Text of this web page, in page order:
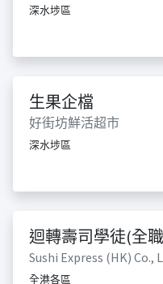
深水埗區
生果企檔
好街坊鮮活超市
深水埗區
迴轉壽司學徒(全
Sushi Express (HK) Co.,
全港各區